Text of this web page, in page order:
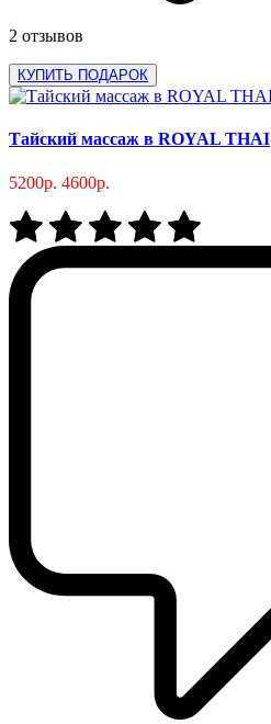
2 отзывов
КУПИТЬ ПОДАРОК
Тайский массаж в ROYAL THAI
5200р. 4600р.